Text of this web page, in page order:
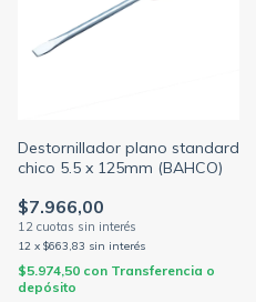
Destornillador plano standard
chico 5.5 x 125mm (BAHCO)
$7.966,00
12 x $663,83 sin interés
$5.974,50 con Transferencia o
depósito